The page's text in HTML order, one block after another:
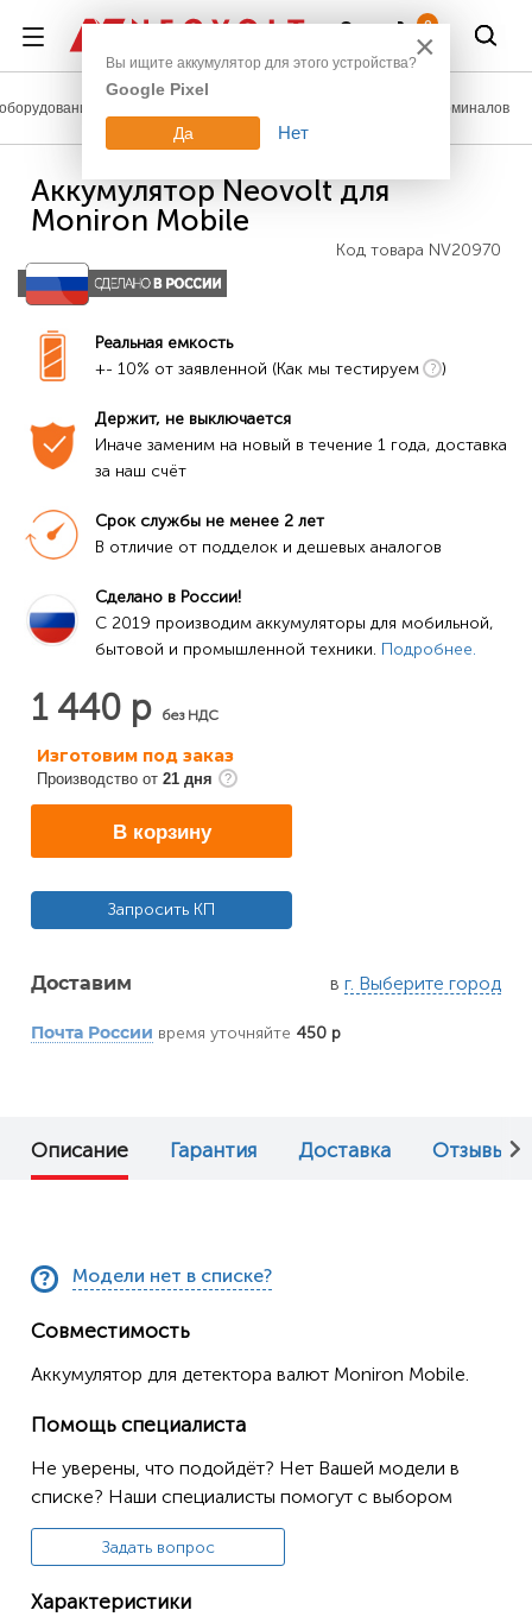
0
Аккумуляторы для сканеров штрих-кодов и терминалов
Аккумулятор Neovolt для
Moniron Mobile
Код товара NV20970
Реальная емкость
+- 10% от заявленной (Как мы тестируем
)
Держит, не выключается
Иначе заменим на новый в течение 1 года, доставка
за наш счёт
Срок службы не менее 2 лет
В отличие от подделок и дешевых аналогов
Сделано в России!
C 2019 производим аккумуляторы для мобильной,
бытовой и промышленной техники. Подробнее.
1 440 р без НДС
Изготовим под заказ
Производство от 21 дня
В корзину
Запросить КП
Доставим в г. Выберите город
Почта России время уточняйте 450 р
Описание Гарантия Доставка Отзывы (0)
Модели нет в списке?
Совместимость
Аккумулятор для детектора валют Moniron Mobile.
Помощь специалиста
Не уверены, что подойдёт? Нет Вашей модели в
списке? Наши специалисты помогут с выбором
Задать вопрос
Характеристики
×
Вы ищите аккумулятор для этого устройства?
Google Pixel
Да Нет